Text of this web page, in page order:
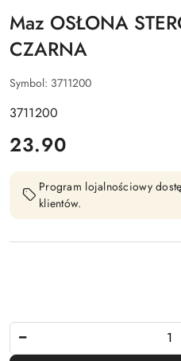
Maz OSŁONA
CZARNA
Symbol: 3711200
3711200
cena:
23.90
Program lojalnościowy
klientów.